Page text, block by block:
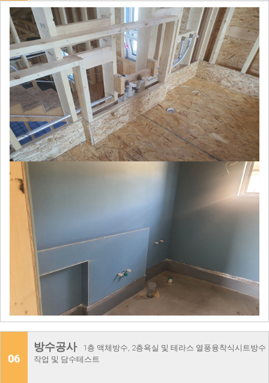
06
방수공사
1층 액체방수, 2층욕실 및 테라스 열풍융착식시트방수
작업 및 담수테스트